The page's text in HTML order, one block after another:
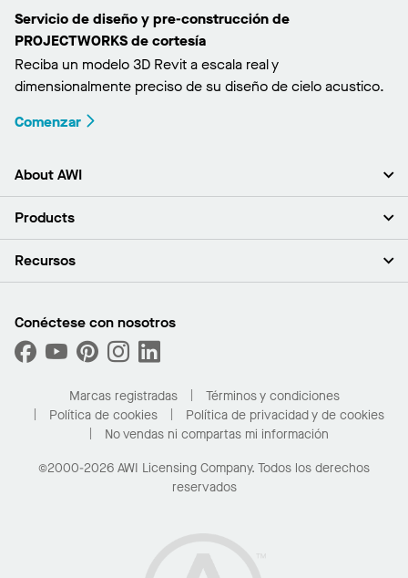
Servicio de diseño y pre-construcción de
PROJECTWORKS de cortesía
Reciba un modelo 3D Revit a escala real y
dimensionalmente preciso de su diseño de cielo acustico.
Comenzar
About AWI
Acerca de nosotros
Sala de prensa
¿Cuáles son mis opciones de compra?
Products
Plafones
Capacidades personalizadas
Desempeño
Recursos
Buscar un distribuidor
Solicitar muestras
Compre en línea con Kanopi
Para el hogar
Conéctese con nosotros
Marcas registradas
Términos y condiciones
Política de cookies
Política de privacidad y de cookies
No vendas ni compartas mi información
©2000-2026 AWI Licensing Company. Todos los derechos
reservados